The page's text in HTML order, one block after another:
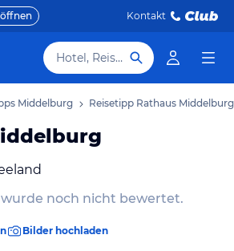
Kontakt
Hotel, Reiseziel
Middelburg Reisetipp Rathaus Middelburg
noch nicht bewertet.
Bilder hochladen